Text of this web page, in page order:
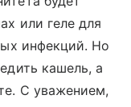
или геле для
инфекций. Но
кашель, а
С уважением,